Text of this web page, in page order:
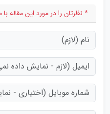
* نظرتان را در مورد این مقاله با